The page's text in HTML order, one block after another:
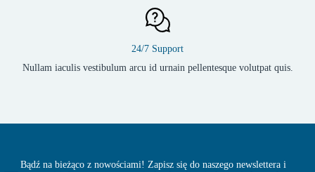
24/7 Support
Nullam iaculis vestibulum arcu id urnain pellentesque volutpat quis.
Bądź na bieżąco z nowościami! Zapisz się do naszego newslettera i